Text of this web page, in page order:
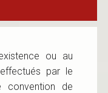
ou au
par le
convention de